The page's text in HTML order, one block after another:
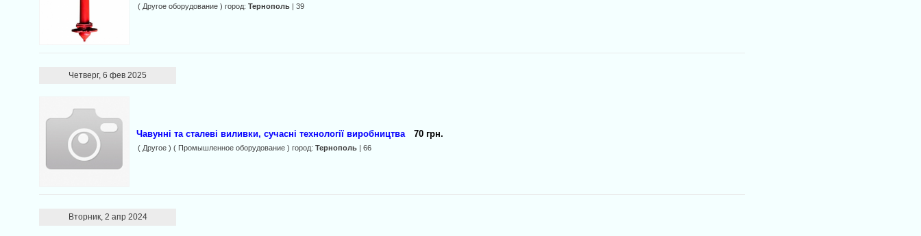
( Другое оборудование ) город:Тернополь | 39
Четверг, 6 фев 2025
Чавунні та сталеві виливки, сучасні технології виробництва 70 грн.
( Другое ) ( Промышленное оборудование ) город:Тернополь | 66
Вторник, 2 апр 2024